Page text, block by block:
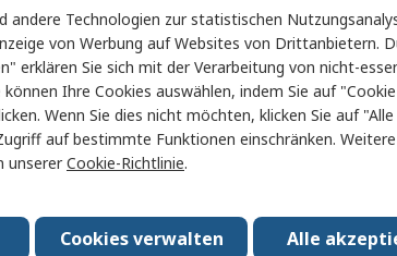
Lötkolben
Elektrisch
900M
andere Technologien zur statistischen
von Werbung auf Websites von Drittanbietern.
erklären Sie sich mit der Verarbeitung von nicht-
Ihre Cookies auswählen, indem Sie auf "Cookie
Wenn Sie dies nicht möchten, klicken Sie auf "Alle
auf bestimmte Funktionen einschränken. Weitere
unsererCookie-Richtlinie.
Alle
Cookies verwalten